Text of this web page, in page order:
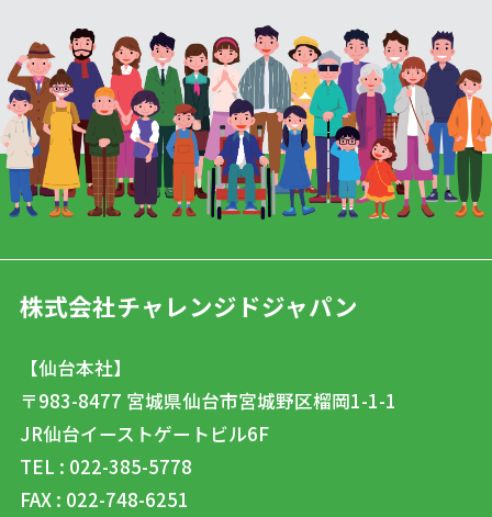
株式会社チャレンジドジャパン
【仙台本社】
〒983-8477 宮城県仙台市宮城野区榴岡1-1-1
JR仙台イーストゲートビル6F
TEL : 022-385-5778
FAX : 022-748-6251